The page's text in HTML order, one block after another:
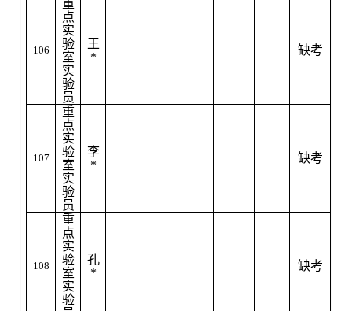
106
重
点
实
验
室
实
验
员
王
*
缺考
107
重
点
实
验
室
实
验
员
李
*
缺考
108
重
点
实
验
室
实
验
孔
*
缺考